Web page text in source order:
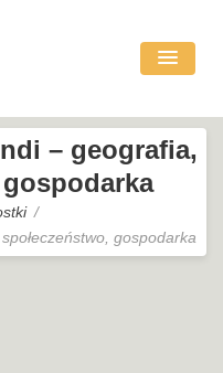
– geografia,
gospodarka